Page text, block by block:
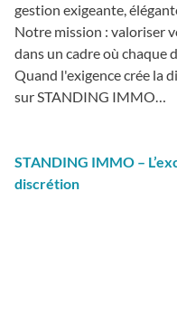
gestion exigeante,
Notre mission : valoriser
dans un cadre où chaque
Quand l'exigence crée la
sur STANDING IMMO…
STANDING IMMO –
discrétion